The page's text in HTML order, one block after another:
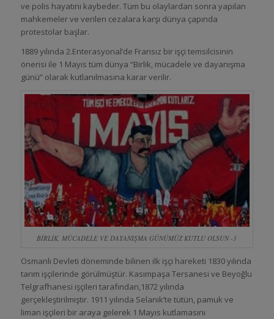
ve polis hayatını kaybeder. Tüm bu olaylardan sonra yapılan
mahkemeler ve verilen cezalara karşı dünya çapında
protestolar başlar.
1889 yılında 2.Enterasyonal’de Fransız bir işçi temsilcisinin
önerisi ile 1 Mayıs tüm dünya “Birlik, mücadele ve dayanışma
günü” olarak kutlanılmasına karar verilir.
BİRLİK, MÜCADELE VE DAYANIŞMA GÜNÜMÜZ KUTLU OLSUN -3
Osmanlı Devleti döneminde bilinen ilk işçi hareketi 1830 yılında
tarım işçilerinde görülmüştür. Kasımpaşa Tersanesi ve Beyoğlu
Telgrafhanesi işçileri tarafından,1872 yılında
gerçekleştirilmiştir. 1911 yılında Selanik’te tütün, pamuk ve
liman işçileri bir araya gelerek 1 Mayıs kutlamasını